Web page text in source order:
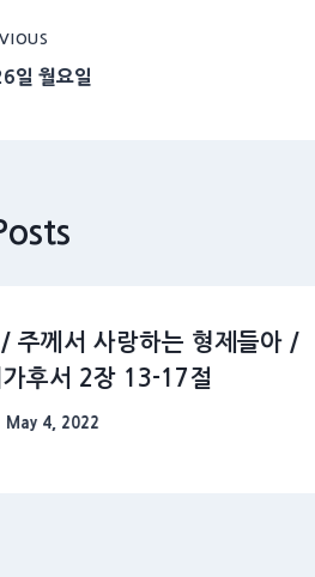
일 월요일
주께서 사랑하는 형제들아 /
가후서 2장 13-17절
May 4, 2022